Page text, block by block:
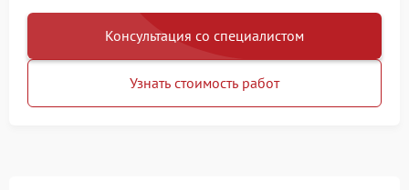
Консультация со специалистом
Узнать стоимость работ